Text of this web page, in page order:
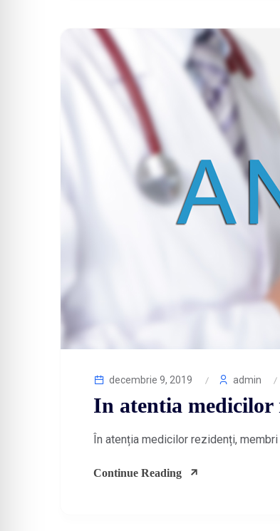
decembrie 9, 2019 admin
In atentia medicilor
În atenția medicilor rezidenți,
Continue Reading